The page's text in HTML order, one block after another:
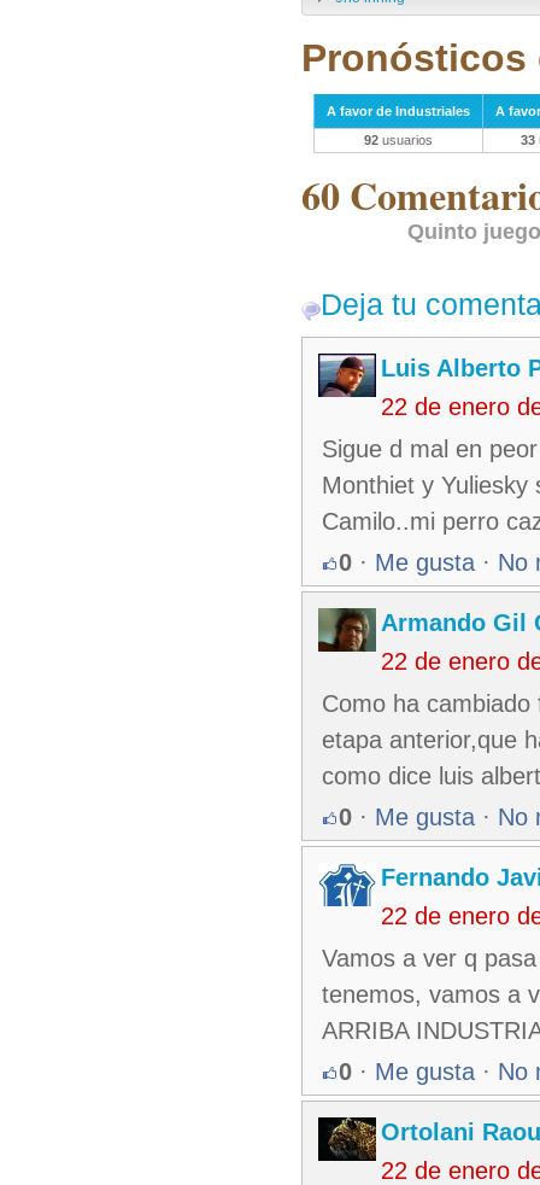
Pronósticos
A favor de Industriales
A
92 usuarios 33
60
Quinto
Deja tu
Luis Alberto
22 de enero
Sigue d mal en
Monthiet y
Camilo..mi perro
0 · Me gusta · No
Armando Gil
22 de enero
Como ha
etapa anterior,que
como dice luis
0 · Me gusta · No
Fernando
22 de enero
Vamos a ver q
tenemos, vamos a
ARRIBA
0 · Me gusta · No
Ortolani
22 de enero